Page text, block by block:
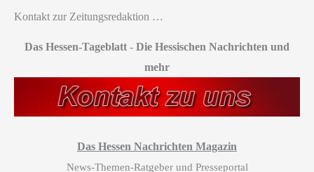
Kontakt zur Zeitungsredaktion …
Das Hessen-Tageblatt - Die Hessischen Nachrichten und
mehr
Das Hessen Nachrichten Magazin
News-Themen-Ratgeber und Presseportal